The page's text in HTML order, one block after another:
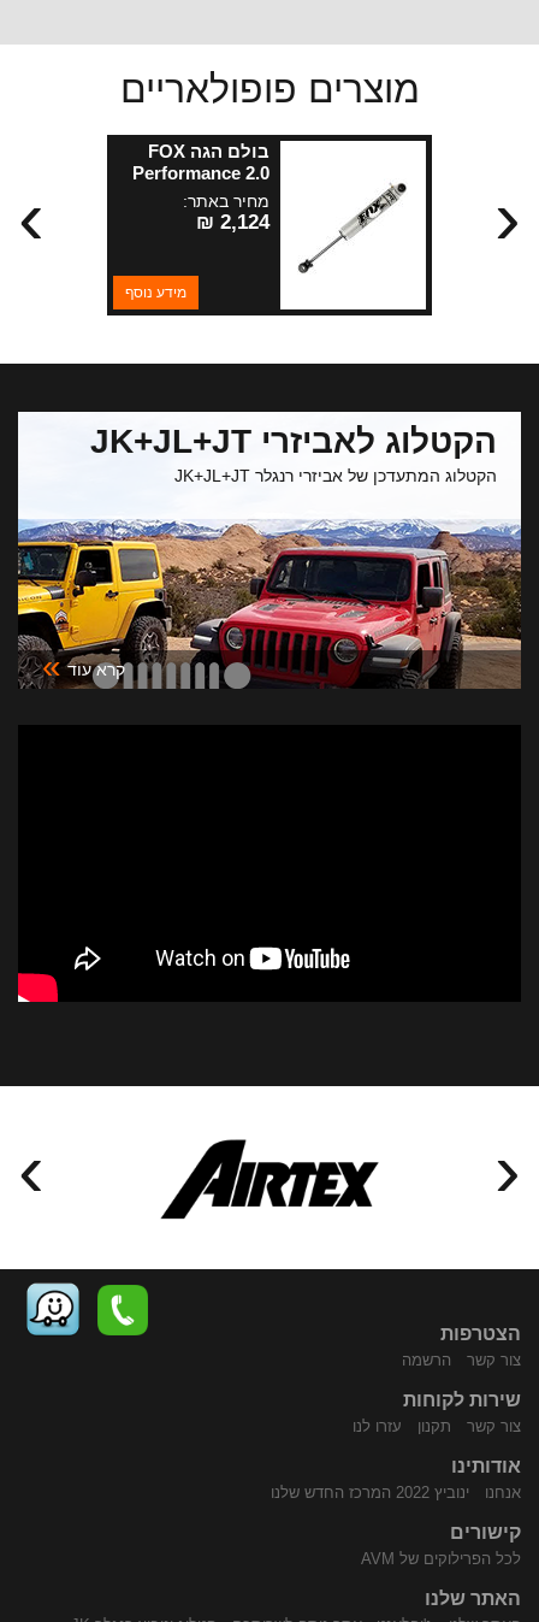
מוצרים פופולאריים
בולם הגה FOX
Performance 2.0
לרנגלר JK
מחיר באתר:
2,124 ₪
מידע נוסף
› ‹
הקטלוג לאביזרי JK+JL+JT
הקטלוג המתעדכן של אביזרי רנגלר JK+JL+JT
קרא עוד »
› ‹
הצטרפות
צור קשר הרשמה
שירות לקוחות
צור קשר תקנון עזרו לנו
אודותינו
אנחנו ינוביץ 2022 המרכז החדש שלנו
קישורים
לכל הפרילוקים של AVM
האתר שלנו